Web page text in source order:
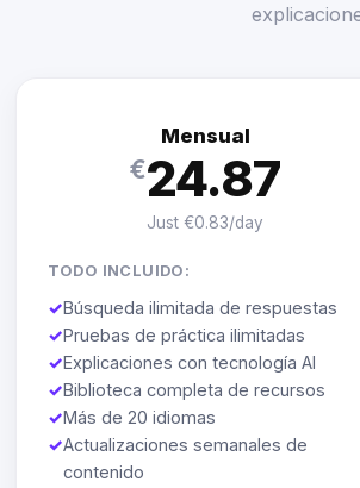
Mensual
€24.87
Just €0.83/day
TODO INCLUIDO:
✓Búsqueda ilimitada de respuestas
✓Pruebas de práctica ilimitadas
✓Explicaciones con tecnología AI
✓Biblioteca completa de recursos
✓Más de 20 idiomas
✓Actualizaciones semanales de
contenido